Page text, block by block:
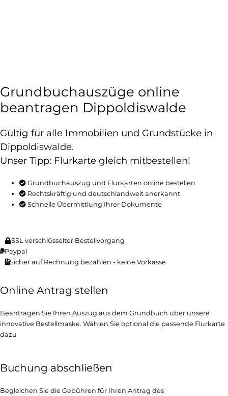
Grundbuchauszüge online
beantragen Dippoldiswalde
Gültig für alle Immobilien und Grundstücke in
Dippoldiswalde.
Unser Tipp: Flurkarte gleich mitbestellen!
Grundbuchauszug und Flurkarten online bestellen
Rechtskräftig und deutschlandweit anerkannt
Schnelle Übermittlung Ihrer Dokumente
SSL verschlüsselter Bestellvorgang
Paypal
Sicher auf Rechnung bezahlen - keine Vorkasse
Online Antrag stellen
Beantragen Sie Ihren Auszug aus dem Grundbuch über unsere
innovative Bestellmaske. Wählen Sie optional die passende Flurkarte
dazu
Buchung abschließen
Begleichen Sie die Gebühren für Ihren Antrag des